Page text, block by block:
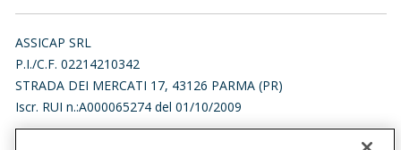
ASSICAP SRL
P.I./C.F. 02214210342
STRADA DEI MERCATI 17, 43126 PARMA (PR)
Iscr. RUI n.:A000065274 del 01/10/2009